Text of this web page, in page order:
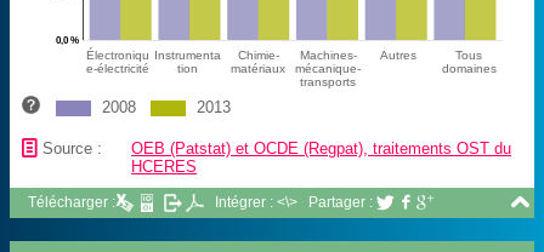
0,0 %
Électroniqu
e-électricité
Instrumenta
tion
Chimie-
matériaux
Machines-
mécanique-
transports
Autres
Tous
domaines
2008 2013
📄 Source :
OEB (Patstat) et OCDE (Regpat), traitements OST du
HCERES

Télécharger : Intégrer : <\> Partager :   